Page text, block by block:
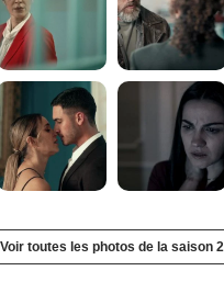
Voir toutes les photos de la saison 2